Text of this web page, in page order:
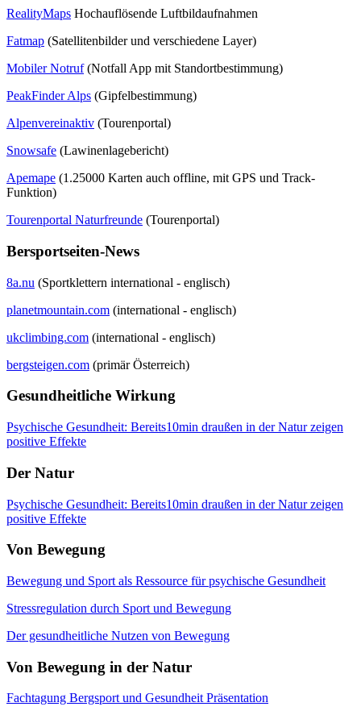
RealityMaps Hochauflösende Luftbildaufnahmen
Fatmap (Satellitenbilder und verschiedene Layer)
Mobiler Notruf(Notfall App mit Standortbestimmung)
PeakFinder Alps (Gipfelbestimmung)
Alpenvereinaktiv (Tourenportal)
Snowsafe (Lawinenlagebericht)
Apemape (1.25000 Karten auch offline, mit GPS und Track-
Funktion)
Tourenportal Naturfreunde (Tourenportal)
Bersportseiten-News
8a.nu (Sportklettern international - englisch)
planetmountain.com (international - englisch)
ukclimbing.com (international - englisch)
bergsteigen.com (primär Österreich)
Gesundheitliche Wirkung
Psychische Gesundheit: Bereits10min draußen in der Natur zeigen
positive Effekte
Der Natur
Psychische Gesundheit: Bereits10min draußen in der Natur zeigen
positive Effekte
Von Bewegung
Bewegung und Sport als Ressource für psychische Gesundheit
Stressregulation durch Sport und Bewegung
Der gesundheitliche Nutzen von Bewegung
Von Bewegung in der Natur
Fachtagung Bergsport und Gesundheit Präsentation